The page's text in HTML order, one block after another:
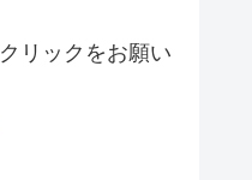
リックをお願い